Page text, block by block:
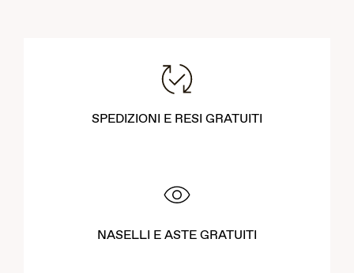
SPEDIZIONI E RESI GRATUITI
NASELLI E ASTE GRATUITI